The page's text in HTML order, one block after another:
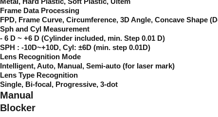
Frame Data Processing
FPD, Frame Curve, Circumference, 3D Angle, Concave Shape
Sph and Cyl Measurement
- 6 D ~ +6 D (Cylinder included, min. Step 0.01 D)
SPH : -10D~+10D, Cyl: ±6D (min. step 0.01D)
Lens Recognition Mode
Intelligent, Auto, Manual, Semi-auto (for laser mark)
Lens Type Recognition
Single, Bi-focal, Progressive, 3-dot
Manual
Blocker